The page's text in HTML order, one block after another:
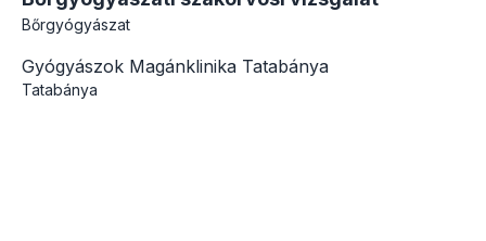
Bőrgyógyászat
Gyógyászok Magánklinika Tatabánya
Tatabánya